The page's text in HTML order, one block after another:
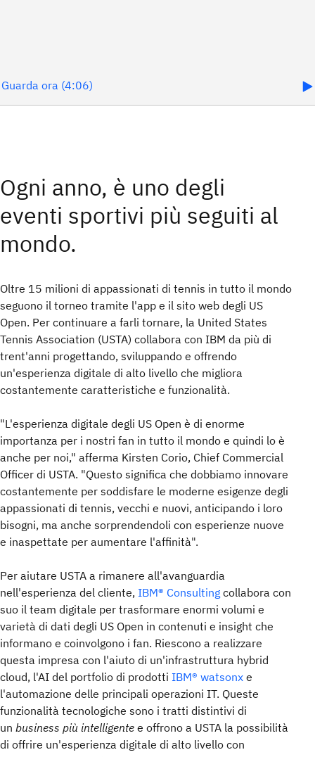
Guarda ora (4:06)
Ogni anno, è uno degli
eventi sportivi più seguiti al
mondo.
Oltre 15 milioni di appassionati di tennis in tutto il mondo
seguono il torneo tramite l'app e il sito web degli US
Open. Per continuare a farli tornare, la United States
Tennis Association (USTA) collabora con IBM da più di
trent'anni progettando, sviluppando e offrendo
un'esperienza digitale di alto livello che migliora
costantemente caratteristiche e funzionalità.
"L'esperienza digitale degli US Open è di enorme
importanza per i nostri fan in tutto il mondo e quindi lo è
anche per noi," afferma Kirsten Corio, Chief Commercial
Officer di USTA. "Questo significa che dobbiamo innovare
costantemente per soddisfare le moderne esigenze degli
appassionati di tennis, vecchi e nuovi, anticipando i loro
bisogni, ma anche sorprendendoli con esperienze nuove
e inaspettate per aumentare l'affinità".
Per aiutare USTA a rimanere all'avanguardia
nell'esperienza del cliente, IBM® Consulting collabora con
suo il team digitale per trasformare enormi volumi e
varietà di dati degli US Open in contenuti e insight che
informano e coinvolgono i fan. Riescono a realizzare
questa impresa con l'aiuto di un'infrastruttura hybrid
cloud, l'AI del portfolio di prodotti IBM® watsonx e
l'automazione delle principali operazioni IT. Queste
funzionalità tecnologiche sono i tratti distintivi di
un business più intelligente e offrono a USTA la possibilità
di offrire un'esperienza digitale di alto livello con